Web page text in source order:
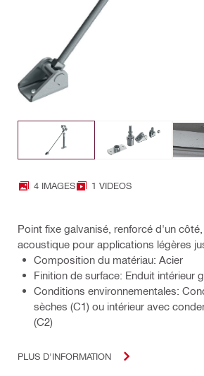
4 IMAGES 1 VIDEOS
Point fixe galvanisé, renforcé d'un
acoustique pour applications légères
Composition du matériau: Acier
Finition de surface: Enduit intérieur
Conditions environnementales:
sèches (C1) ou intérieur avec
(C2)
PLUS D'INFORMATION